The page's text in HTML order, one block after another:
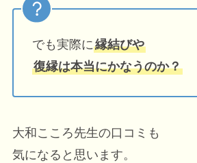
でも実際に縁結びや
復縁は本当にかなうのか？
大和こころ先生の口コミも
気になると思います。